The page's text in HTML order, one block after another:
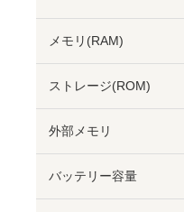
メモリ(RAM)
ストレージ(ROM)
外部メモリ
バッテリー容量